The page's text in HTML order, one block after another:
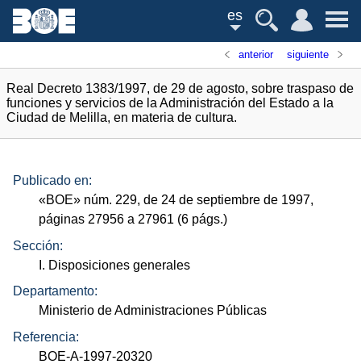
es
anterior siguiente
Real Decreto 1383/1997, de 29 de agosto, sobre traspaso de
funciones y servicios de la Administración del Estado a la
Ciudad de Melilla, en materia de cultura.
Publicado en:
«BOE» núm. 229, de 24 de septiembre de 1997,
páginas 27956 a 27961 (6 págs.)
Sección:
I. Disposiciones generales
Departamento:
Ministerio de Administraciones Públicas
Referencia:
BOE-A-1997-20320